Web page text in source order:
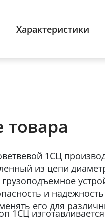
Характеристики
1СЦ
из цепи
и
его для
1СЦ